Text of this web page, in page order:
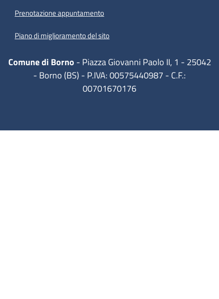
Prenotazione appuntamento
Piano di miglioramento del sito
Comune di Borno - Piazza Giovanni Paolo II, 1 - 25042
- Borno (BS) - P.IVA: 00575440987 - C.F.:
00701670176